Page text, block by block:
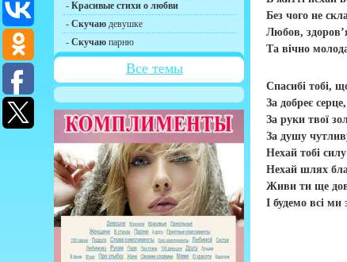
- Красивые стихи о любви
- Скучаюдевушке
- Скучаюпарню
Все темы
Без чого не
Любов,
Та вічно
Спасибі тобі,
За добреє
За руки твої
За душу
Нехай тобі
Нехай шлях
Живи ти ще
І будемо всі ми